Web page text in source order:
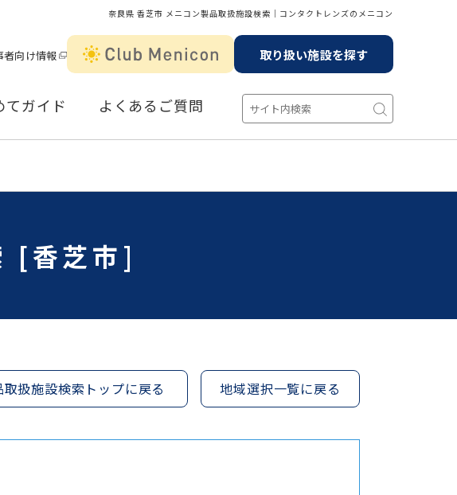
奈良県 香芝市 メニコン製品取扱施設検索│コンタクトレンズのメニコン
者向け情報 取り扱い施設を探す
てガイド よくあるご質問
[香芝市]
扱施設検索トップに戻る 地域選択一覧に戻る